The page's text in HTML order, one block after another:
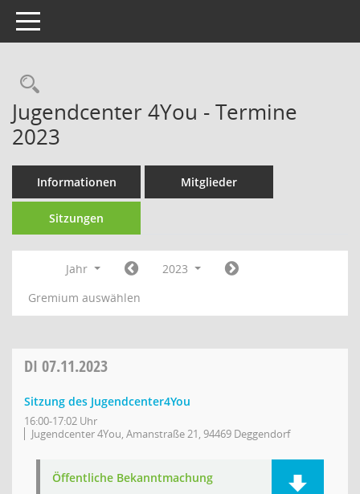
Toggle navigation
Rechercheauswahl
Jugendcenter 4You - Termine
2023
Informationen Mitglieder
Sitzungen
Jahr
2023
Gremium auswählen
DI 07.11.2023
Sitzung des Jugendcenter4You
16:00-17:02 Uhr
Jugendcenter 4You, Amanstraße 21, 94469 Deggendorf
Öffentliche Bekanntmachung